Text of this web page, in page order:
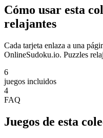
Cómo usar esta
relajantes
Cada tarjeta enlaza a una
OnlineSudoku.io. Puzzles
6
juegos incluidos
4
FAQ
Juegos de esta